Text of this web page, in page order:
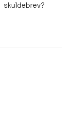
skuldebrev?